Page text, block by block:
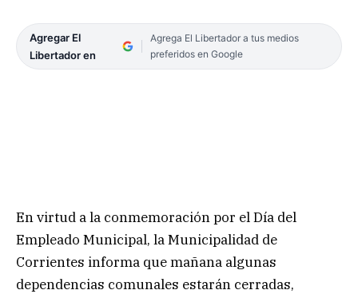
Agregar El
Libertador en
Agrega El Libertador a tus medios
preferidos en Google
En virtud a la conmemoración por el Día del
Empleado Municipal, la Municipalidad de
Corrientes informa que mañana algunas
dependencias comunales estarán cerradas,